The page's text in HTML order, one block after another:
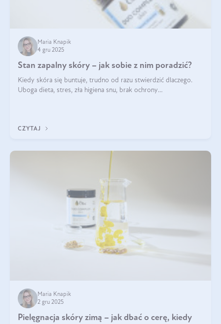
Maria Knapik
4 gru 2025
Stan zapalny skóry – jak sobie z nim poradzić?
Kiedy skóra się buntuje, trudno od razu stwierdzić dlaczego.
Uboga dieta, stres, zła higiena snu, brak ochrony
CZYTAJ
Maria Knapik
2 gru 2025
Pielęgnacja skóry zimą – jak dbać o cerę, kiedy